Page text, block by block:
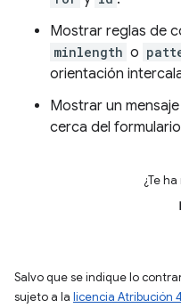
Mostrar reglas de
minlength o
orientación
Mostrar un
cerca del formulario
¿Te
Salvo que se indique lo
sujeto a la licencia Atribución